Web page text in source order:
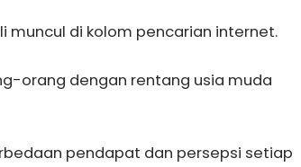
muncul di kolom pencarian internet.
orang dengan rentang usia muda
pendapat dan persepsi setiap